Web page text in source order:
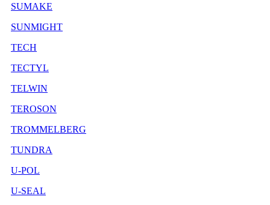
SUMAKE
SUNMIGHT
TECH
TECTYL
TELWIN
TEROSON
TROMMELBERG
TUNDRA
U-POL
U-SEAL